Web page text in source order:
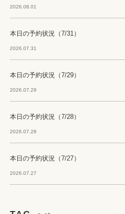
2026.08.01
本日の予約状況（7/31）
2026.07.31
本日の予約状況（7/29）
2026.07.29
本日の予約状況（7/28）
2026.07.28
本日の予約状況（7/27）
2026.07.27